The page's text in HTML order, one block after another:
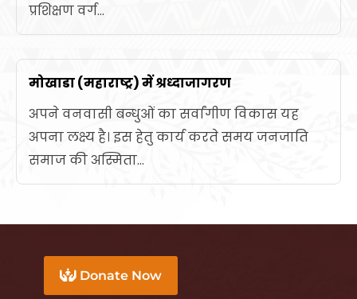
प्रशिक्षण वर्ग...
मोखाडा (महाराष्ट्र) में श्रध्दाजागरण
अपने वनवासी बन्धुओं का सर्वांगीण विकास यह
अपना लक्ष्य है। इस हेतु कार्य करते समय जनजाति
समाज की अस्मिता...
Donate Now